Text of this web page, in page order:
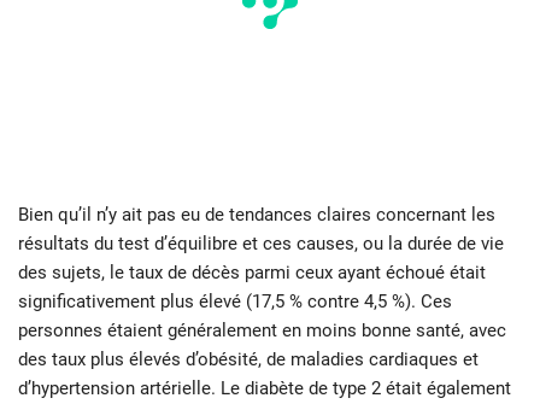
Bien qu’il n’y ait pas eu de tendances claires concernant les
résultats du test d’équilibre et ces causes, ou la durée de vie
des sujets, le taux de décès parmi ceux ayant échoué était
significativement plus élevé (17,5 % contre 4,5 %). Ces
personnes étaient généralement en moins bonne santé, avec
des taux plus élevés d’obésité, de maladies cardiaques et
d’hypertension artérielle. Le diabète de type 2 était également